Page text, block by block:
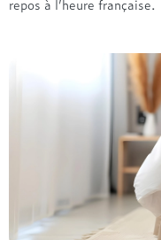
repos à l’heure française.